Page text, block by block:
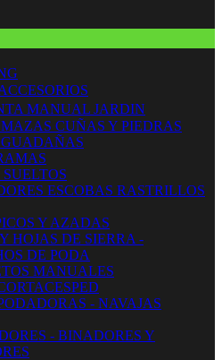
MANUAL JARDIN
CUÑAS Y PIEDRAS
GUADAÑAS
ESCOBAS RASTRILLOS
Y AZADAS
HOJAS DE SIERRA -
DE PODA
MANUALES
- NAVAJAS
- BINADORES Y